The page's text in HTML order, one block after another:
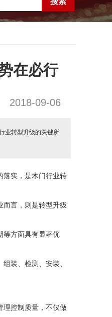
在必行
2018-09-06
业转型升级的关键所
落实，是木门行业转
而言，则是转型升级
等方面具有显著优
装、检测、安装、
理控制质量，不仅做